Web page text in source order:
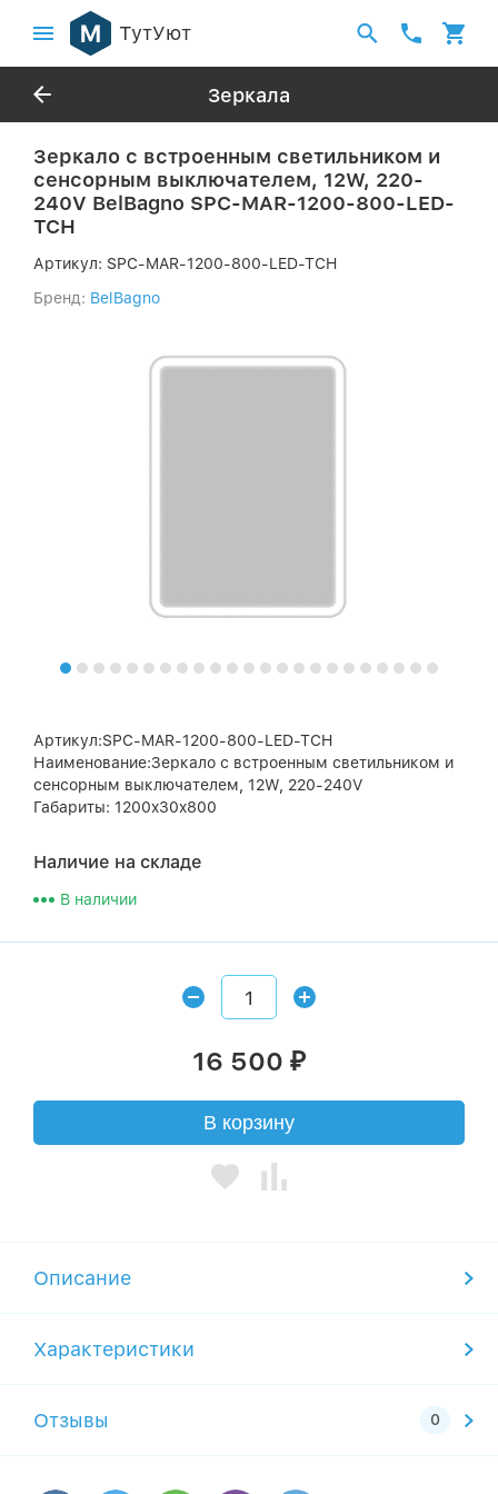
ТутУют
Зеркала
Зеркало с встроенным светильником и
сенсорным выключателем, 12W, 220-
240V BelBagno SPC-MAR-1200-800-LED-
TCH
Артикул: SPC-MAR-1200-800-LED-TCH
Бренд: BelBagno
Артикул:SPC-MAR-1200-800-LED-TCH
Наименование:Зеркало с встроенным светильником и
сенсорным выключателем, 12W, 220-240V
Габариты: 1200x30x800
Наличие на складе
В наличии
16 500 ₽
В корзину
Описание
Характеристики
Отзывы